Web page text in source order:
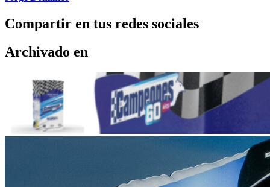
Compartir en tus redes sociales
Archivado en